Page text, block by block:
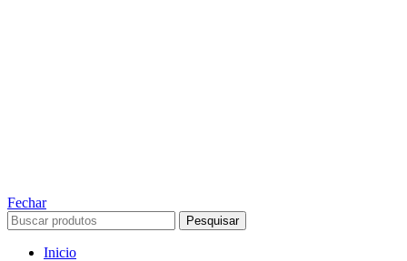
Fechar
Pesquisar
Inicio